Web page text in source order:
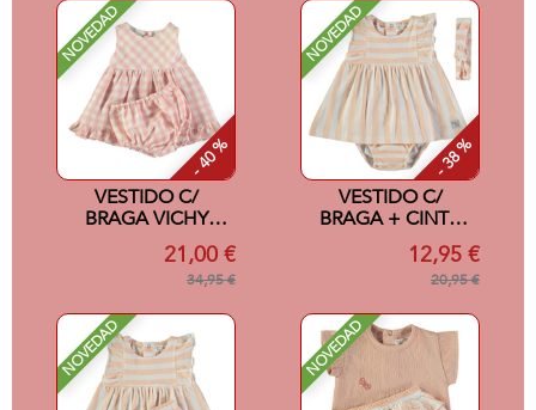
NOVEDAD
- 40 %
VESTIDO C/
BRAGA VICHY
ROSA 6M21,00 €
34,95 €
NOVEDAD
- 38 %
VESTIDO C/
BRAGA + CINTA
SALMON 24M
12,95 €
20,95 €
NOVEDAD NOVEDAD